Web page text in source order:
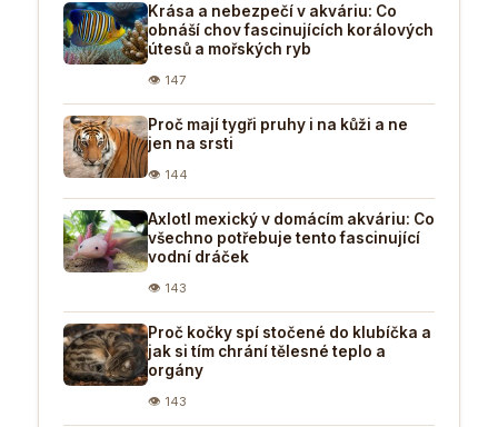
Krása a nebezpečí v akváriu: Co
obnáší chov fascinujících korálových
útesů a mořských ryb
👁 147
Proč mají tygři pruhy i na kůži a ne
jen na srsti
👁 144
Axlotl mexický v domácím akváriu: Co
všechno potřebuje tento fascinující
vodní dráček
👁 143
Proč kočky spí stočené do klubíčka a
jak si tím chrání tělesné teplo a
orgány
👁 143